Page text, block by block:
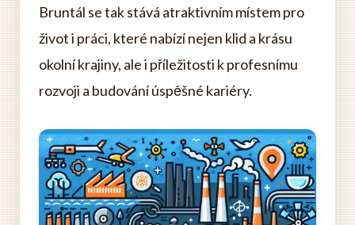
Bruntál se tak stává atraktivním místem pro
život i práci, které nabízí nejen klid a krásu
okolní krajiny, ale i příležitosti k profesnímu
rozvoji a budování úspěšné kariéry.